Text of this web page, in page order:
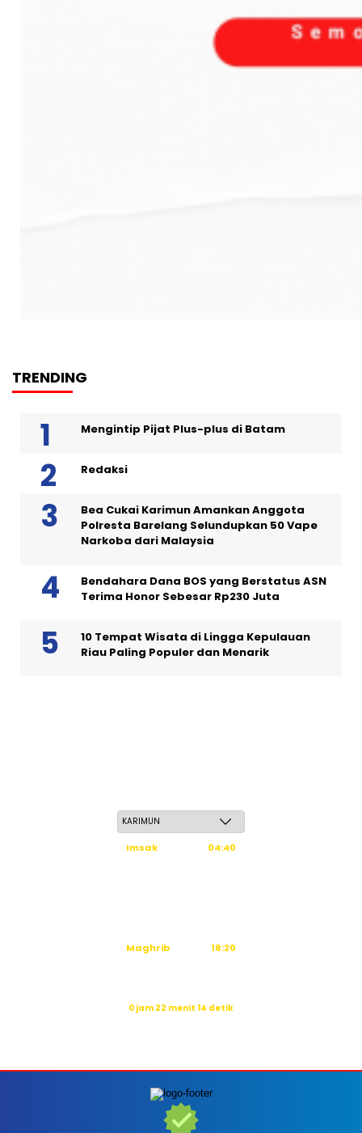
TRENDING
Mengintip Pijat Plus-plus di Batam
Redaksi
Bea Cukai Karimun Amankan Anggota
Polresta Barelang Selundupkan 50 Vape
Narkoba dari Malaysia
Bendahara Dana BOS yang Berstatus ASN
Terima Honor Sebesar Rp230 Juta
10 Tempat Wisata di Lingga Kepulauan
Riau Paling Populer dan Menarik
Imsak
04:40
Maghrib
18:20
0 jam 22 menit 12 detik